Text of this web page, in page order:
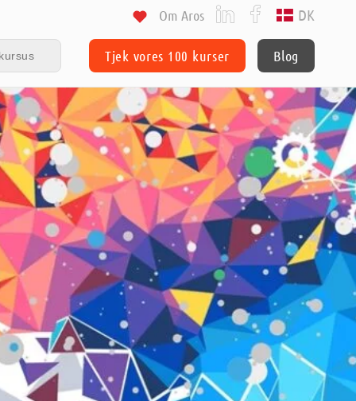
Tjek vores 100 kurser Blog
Om Aros DK